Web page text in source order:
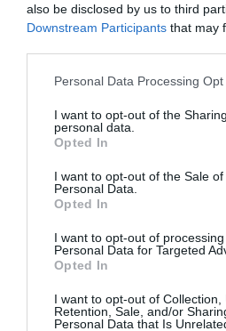
also be disclosed by us to third
Downstream Participants that may
Personal Data Processing
I want to opt-out of the
personal data.
Opted In
I want to opt-out of the Sale of
Personal Data.
Opted In
I want to opt-out of
Personal Data for Targeted
Opted In
I want to opt-out of Collection,
Retention, Sale, and/or
Personal Data that Is
μετά από υπερβολική
δεκαετία περίπου μετά, το
οποίο θα χώριζε μέσα σε
χρόνο. Το 2020
σκηνοθέτη Thomas Kail
τρία παιδιά.
Η Matilda μπορεί να μην
πατέρα της, αλλά βρήκε
πρόσωπο του φίλου τους,
Strong (τον οποίο
πρωταγωνιστικό ρόλο του